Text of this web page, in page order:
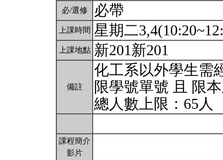
必/選修 必帶
上課時間 星期二
上課地點 新201新201
備註
化工系以外學生需
限學號單號 且 限
總人數上限：65人
課程簡介
影片